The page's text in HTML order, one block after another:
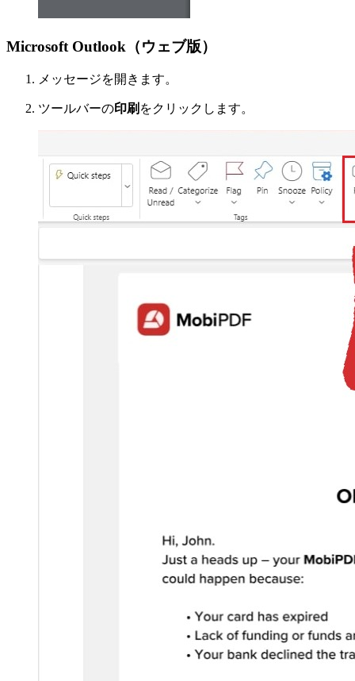
Microsoft Outlook（ウェブ版）
メッセージを開きます。
ツールバーの印刷 をクリックします。